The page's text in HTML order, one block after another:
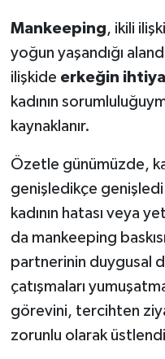
Mankeeping, ikili
yoğun yaşandığı
ilişkide erkeğin
kadının
kaynaklanır.
Özetle günümüzde,
genişledikçe
kadının hatası veya
da mankeeping
partnerinin duygusal
çatışmaları
görevini, tercihten
zorunlu olarak